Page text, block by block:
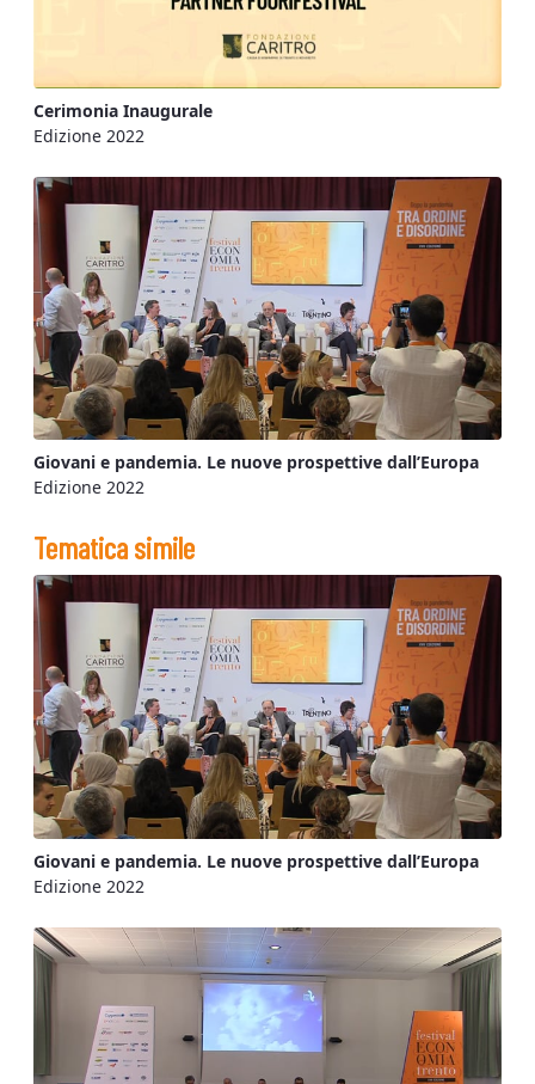
Cerimonia Inaugurale
Edizione 2022
Giovani e pandemia. Le nuove prospettive dall’Europa
Edizione 2022
Tematica simile
Giovani e pandemia. Le nuove prospettive dall’Europa
Edizione 2022